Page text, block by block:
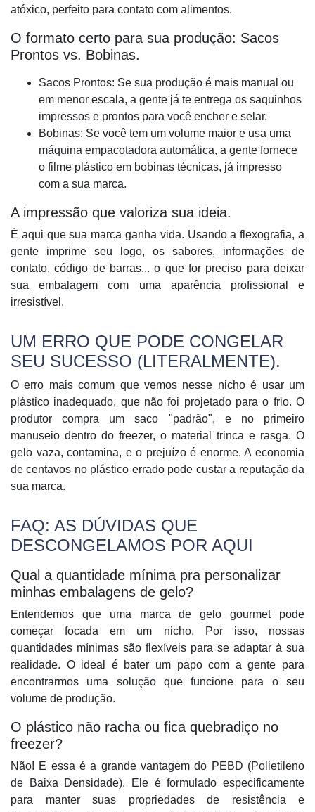
atóxico, perfeito para contato com alimentos.
O formato certo para sua produção: Sacos
Prontos vs. Bobinas.
Sacos Prontos: Se sua produção é mais manual ou
em menor escala, a gente já te entrega os saquinhos
impressos e prontos para você encher e selar.
Bobinas: Se você tem um volume maior e usa uma
máquina empacotadora automática, a gente fornece
o filme plástico em bobinas técnicas, já impresso
com a sua marca.
A impressão que valoriza sua ideia.
É aqui que sua marca ganha vida. Usando aflexografia, a
gente imprime seu logo, os sabores, informações de
contato, código de barras... o que for preciso para deixar
sua embalagem com uma aparência profissional e
irresistível.
UM ERRO QUE PODE CONGELAR
SEU SUCESSO (LITERALMENTE).
O erro mais comum que vemos nesse nicho é usar um
plástico inadequado, que não foi projetado para o frio. O
produtor compra um saco "padrão", e no primeiro
manuseio dentro do freezer, o material trinca e rasga. O
gelo vaza, contamina, e o prejuízo é enorme. A economia
de centavos no plástico errado pode custar a reputação da
sua marca.
FAQ: AS DÚVIDAS QUE
DESCONGELAMOS POR AQUI
Qual a quantidade mínima pra personalizar
minhas embalagens de gelo?
Entendemos que uma marca de gelo gourmet pode
começar focada em um nicho. Por isso, nossas
quantidades mínimas são flexíveis para se adaptar à sua
realidade. O ideal é bater um papo com a gente para
encontrarmos uma solução que funcione para o seu
volume de produção.
O plástico não racha ou fica quebradiço no
freezer?
Não! E essa é a grande vantagem do PEBD (Polietileno
de Baixa Densidade). Ele é formulado especificamente
para manter suas propriedades de resistência e